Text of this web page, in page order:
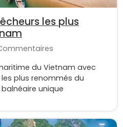
les plus
du Vietnam avec
plus renommés du
unique